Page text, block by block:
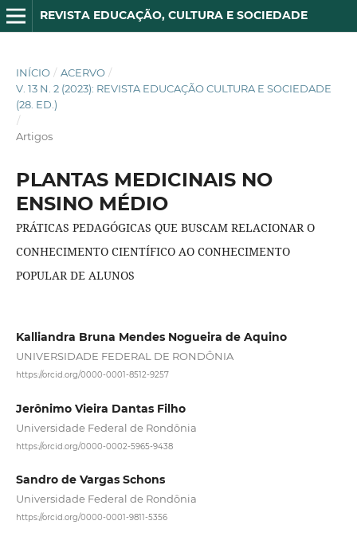
REVISTA EDUCAÇÃO, CULTURA E SOCIEDADE
INÍCIO / ACERVO /
V. 13 N. 2 (2023): REVISTA EDUCAÇÃO CULTURA E SOCIEDADE
(28. ED.)
/
Artigos
PLANTAS MEDICINAIS NO
ENSINO MÉDIO
PRÁTICAS PEDAGÓGICAS QUE BUSCAM RELACIONAR O
CONHECIMENTO CIENTÍFICO AO CONHECIMENTO
POPULAR DE ALUNOS
Kalliandra Bruna Mendes Nogueira de Aquino
UNIVERSIDADE FEDERAL DE RONDÔNIA
https://orcid.org/0000-0001-8512-9257
Jerônimo Vieira Dantas Filho
Universidade Federal de Rondônia
https://orcid.org/0000-0002-5965-9438
Sandro de Vargas Schons
Universidade Federal de Rondônia
https://orcid.org/0000-0001-9811-5356